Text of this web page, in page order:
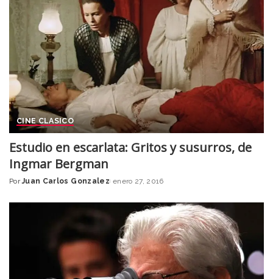
CINE CLASICO
Estudio en escarlata: Gritos y susurros, de
Ingmar Bergman
Posted
Por Juan Carlos Gonzalez enero 27, 2016